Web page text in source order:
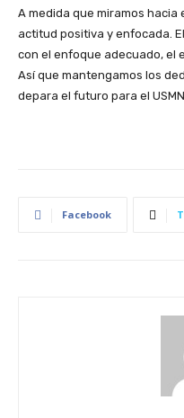
A medida que miramos
actitud positiva y enfocada.
con el enfoque adecuado, el
Así que mantengamos los
depara el futuro para el
Facebook